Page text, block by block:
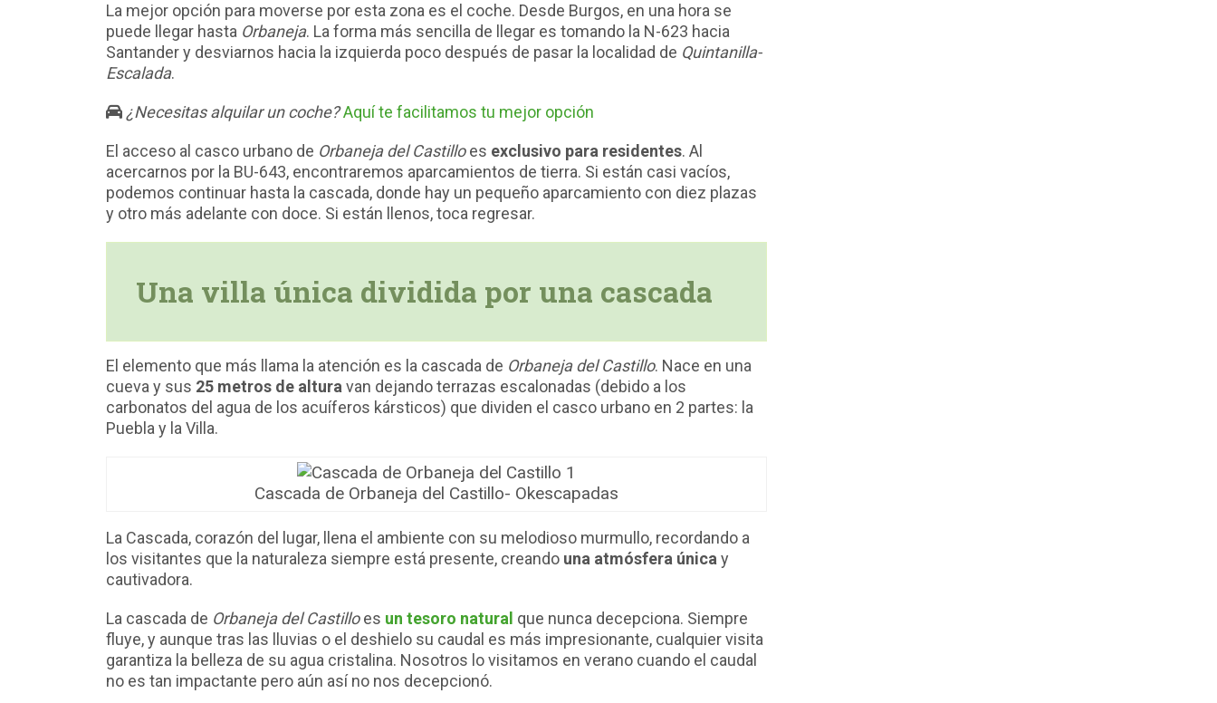
La mejor opción para moverse por esta zona es el coche. Desde Burgos, en una hora se
puede llegar hasta Orbaneja. La forma más sencilla de llegar es tomando la N-623 hacia
Santander y desviarnos hacia la izquierda poco después de pasar la localidad de Quintanilla-
Escalada.
¿Necesitas alquilar un coche?Aquí te facilitamos tu mejor opción
El acceso al casco urbano de Orbaneja del Castilloes exclusivo para residentes. Al
acercarnos por la BU-643, encontraremos aparcamientos de tierra. Si están casi vacíos,
podemos continuar hasta la cascada, donde hay un pequeño aparcamiento con diez plazas
y otro más adelante con doce. Si están llenos, toca regresar.
Una villa única dividida por una cascada
El elemento que más llama la atención es la cascada de Orbaneja del Castillo. Nace en una
cueva y sus 25 metros de altura van dejando terrazas escalonadas (debido a los
carbonatos del agua de los acuíferos kársticos) que dividen el casco urbano en 2 partes: la
Puebla y la Villa.
Cascada de Orbaneja del Castillo- Okescapadas
La Cascada, corazón del lugar, llena el ambiente con su melodioso murmullo, recordando a
los visitantes que la naturaleza siempre está presente, creando una atmósfera únicay
cautivadora.
La cascada de Orbaneja del Castilloes un tesoro natural que nunca decepciona. Siempre
fluye, y aunque tras las lluvias o el deshielo su caudal es más impresionante, cualquier visita
garantiza la belleza de su agua cristalina. Nosotros lo visitamos en verano cuando el caudal
no es tan impactante pero aún así no nos decepcionó.